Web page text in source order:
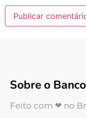
Sobre o
Feito com ❤ no